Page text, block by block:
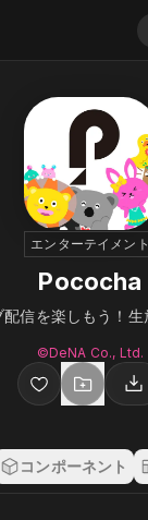
エンターテイメント
Pococha
©︎DeNA Co., Ltd.
コンポーネント